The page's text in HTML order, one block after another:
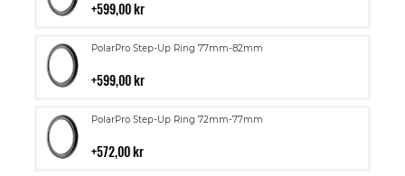
599,00 kr
i
PolarPro Step-Up Ring 77mm-82mm
599,00 kr
Lägg
i
PolarPro Step-Up Ring 72mm-77mm
572,00 kr
Lägg
i